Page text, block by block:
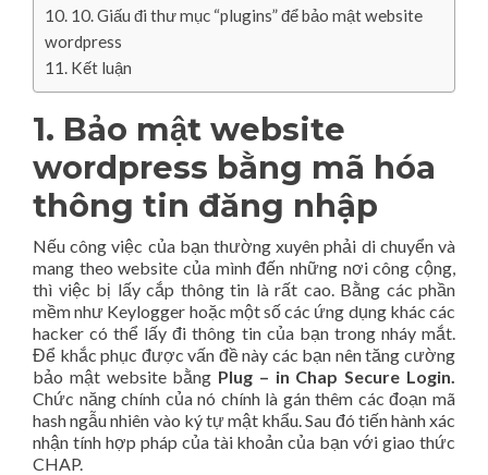
10. Giấu đi thư mục “plugins” để bảo mật website
wordpress
Kết luận
1. Bảo mật website
wordpress bằng mã hóa
thông tin đăng nhập
Nếu công việc của bạn thường xuyên phải di chuyển và
mang theo website của mình đến những nơi công cộng,
thì việc bị lấy cắp thông tin là rất cao. Bằng các phần
mềm như Keylogger hoặc một số các ứng dụng khác các
hacker có thể lấy đi thông tin của bạn trong nháy mắt.
Để khắc phục được vấn đề này các bạn nên tăng cường
bảo mật website bằng Plug – in Chap Secure Login.
Chức năng chính của nó chính là gán thêm các đoạn mã
hash ngẫu nhiên vào ký tự mật khẩu. Sau đó tiến hành xác
nhận tính hợp pháp của tài khoản của bạn với giao thức
CHAP.